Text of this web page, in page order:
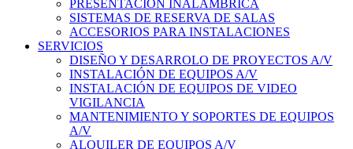
PRESENTACIÓN INALÁMBRICA
SISTEMAS DE RESERVA DE SALAS
ACCESORIOS PARA INSTALACIONES
SERVICIOS
DISEÑO Y DESARROLO DE PROYECTOS A/V
INSTALACIÓN DE EQUIPOS A/V
INSTALACIÓN DE EQUIPOS DE VIDEO
VIGILANCIA
MANTENIMIENTO Y SOPORTES DE EQUIPOS
A/V
ALQUILER DE EQUIPOS A/V